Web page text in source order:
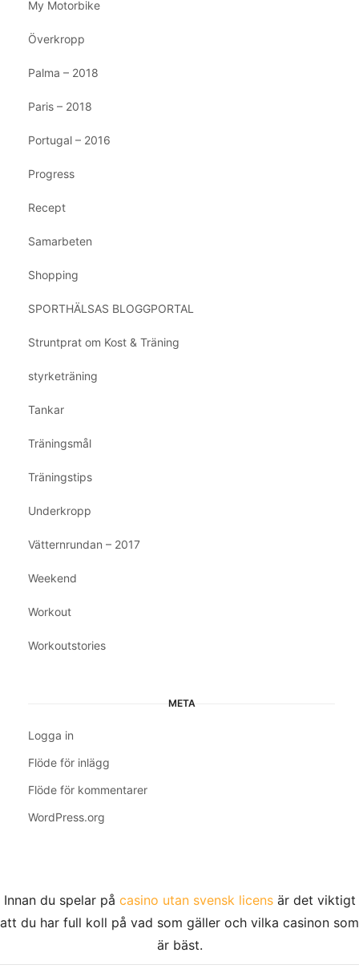
My Motorbike
Överkropp
Palma – 2018
Paris – 2018
Portugal – 2016
Progress
Recept
Samarbeten
Shopping
SPORTHÄLSAS BLOGGPORTAL
Struntprat om Kost & Träning
styrketräning
Tankar
Träningsmål
Träningstips
Underkropp
Vätternrundan – 2017
Weekend
Workout
Workoutstories
META
Logga in
Flöde för inlägg
Flöde för kommentarer
WordPress.org
Innan du spelar på casino utan svensk licensär det viktigt
att du har full koll på vad som gäller och vilka casinon som
är bäst.